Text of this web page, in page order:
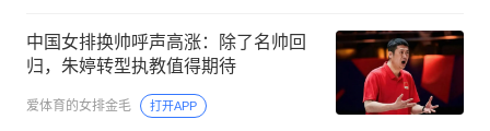
中国女排换帅呼声高涨：除了名帅回
归，朱婷转型执教值得期待
爱体育的女排金毛 打开APP